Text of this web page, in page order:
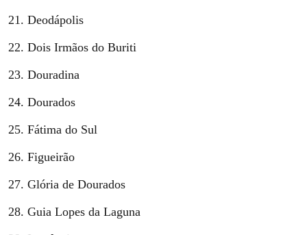
Deodápolis
Dois Irmãos do Buriti
Douradina
Dourados
Fátima do Sul
Figueirão
Glória de Dourados
Guia Lopes da Laguna